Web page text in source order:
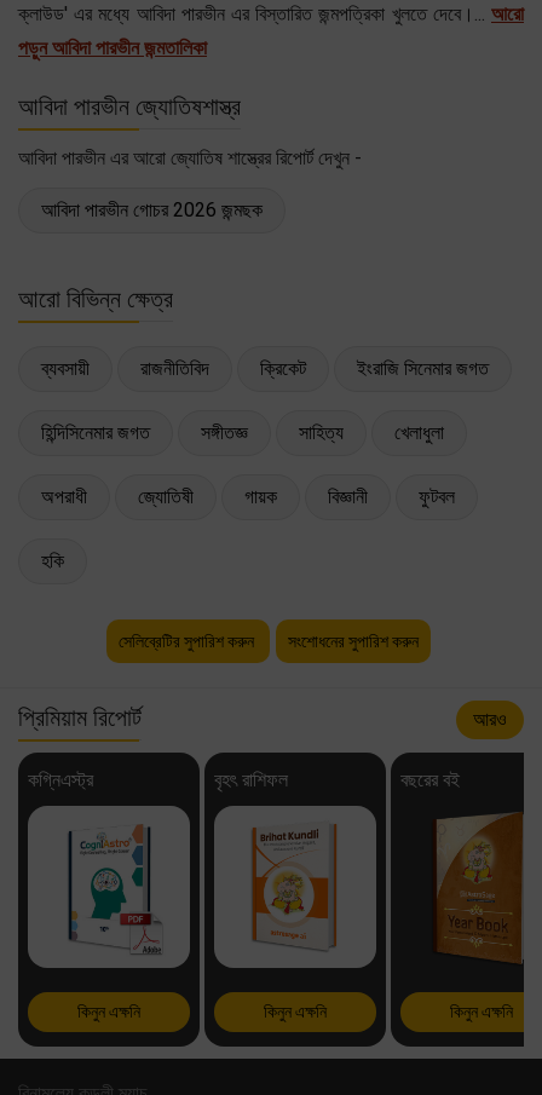
ক্লাউড' এর মধ্যে আবিদা পারভীন এর বিস্তারিত জন্মপত্রিকা খুলতে দেবে।... আরো
পড়ুন আবিদা পারভীন জন্মতালিকা
আবিদা পারভীন জ্যোতিষশাস্ত্র
আবিদা পারভীন এর আরো জ্যোতিষ শাস্ত্রের রিপোর্ট দেখুন -
আবিদা পারভীন গোচর 2026 জন্মছক
আরো বিভিন্ন ক্ষেত্র
ব্যবসায়ী রাজনীতিবিদ ক্রিকেট ইংরাজি সিনেমার জগত
হিন্দিসিনেমার জগত সঙ্গীতজ্ঞ সাহিত্য খেলাধুলা
অপরাধী জ্যোতিষী গায়ক বিজ্ঞানী ফুটবল
হকি
সেলিব্রেটির সুপারিশ করুন সংশোধনের সুপারিশ করুন
প্রিমিয়াম রিপোর্ট আরও
কগ্নিএস্ট্র
কিনুন এক্ষনি
বৃহৎ রাশিফল
কিনুন এক্ষনি
বছরের বই
কিনুন এক্ষনি